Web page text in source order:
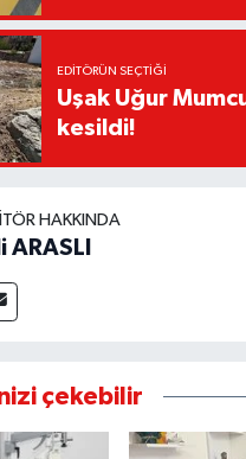
EDITÖRÜN SEÇTIĞI
Uşak Uğur
kesildi!
HAKKINDA
ARASLI
çekebilir